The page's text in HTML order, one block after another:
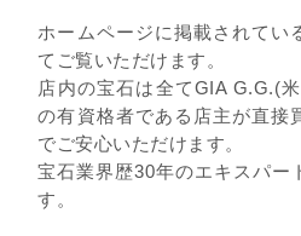
ホームページに掲載されてい
てご覧いただけます。
店内の宝石は全てGIA G.G.(
の有資格者である店主が直接
でご安心いただけます。
宝石業界歴30年のエキスパー
す。